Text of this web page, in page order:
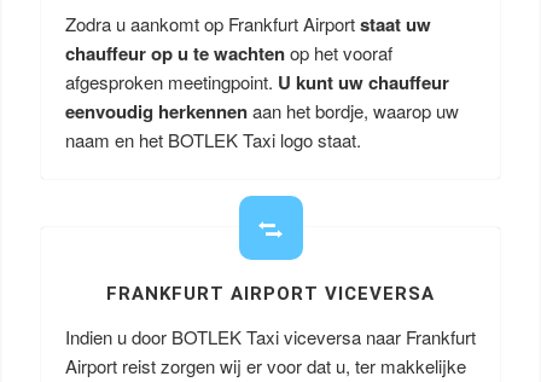
Zodra u aankomt op Frankfurt Airportstaat uw
chauffeur op u te wachtenop het vooraf
afgesproken meetingpoint. U kunt uw chauffeur
eenvoudig herkennenaan het bordje, waarop uw
naam en het BOTLEK Taxi logo staat.
FRANKFURT AIRPORT VICEVERSA
Indien u door BOTLEK Taxi viceversa naar Frankfurt
Airport reist zorgen wij er voor dat u, ter makkelijke